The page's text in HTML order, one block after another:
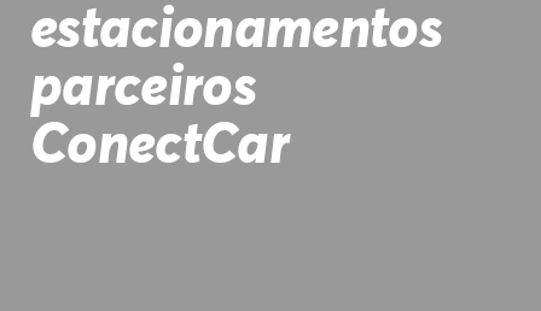
estacionamentos
parceiros
ConectCar